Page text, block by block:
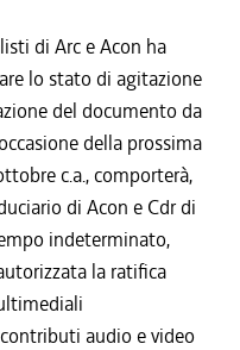
di Arc e Acon ha
lo stato di agitazione
del documento da
della prossima
c.a., comporterà,
di Acon e Cdr di
indeterminato,
la ratifica
audio e video